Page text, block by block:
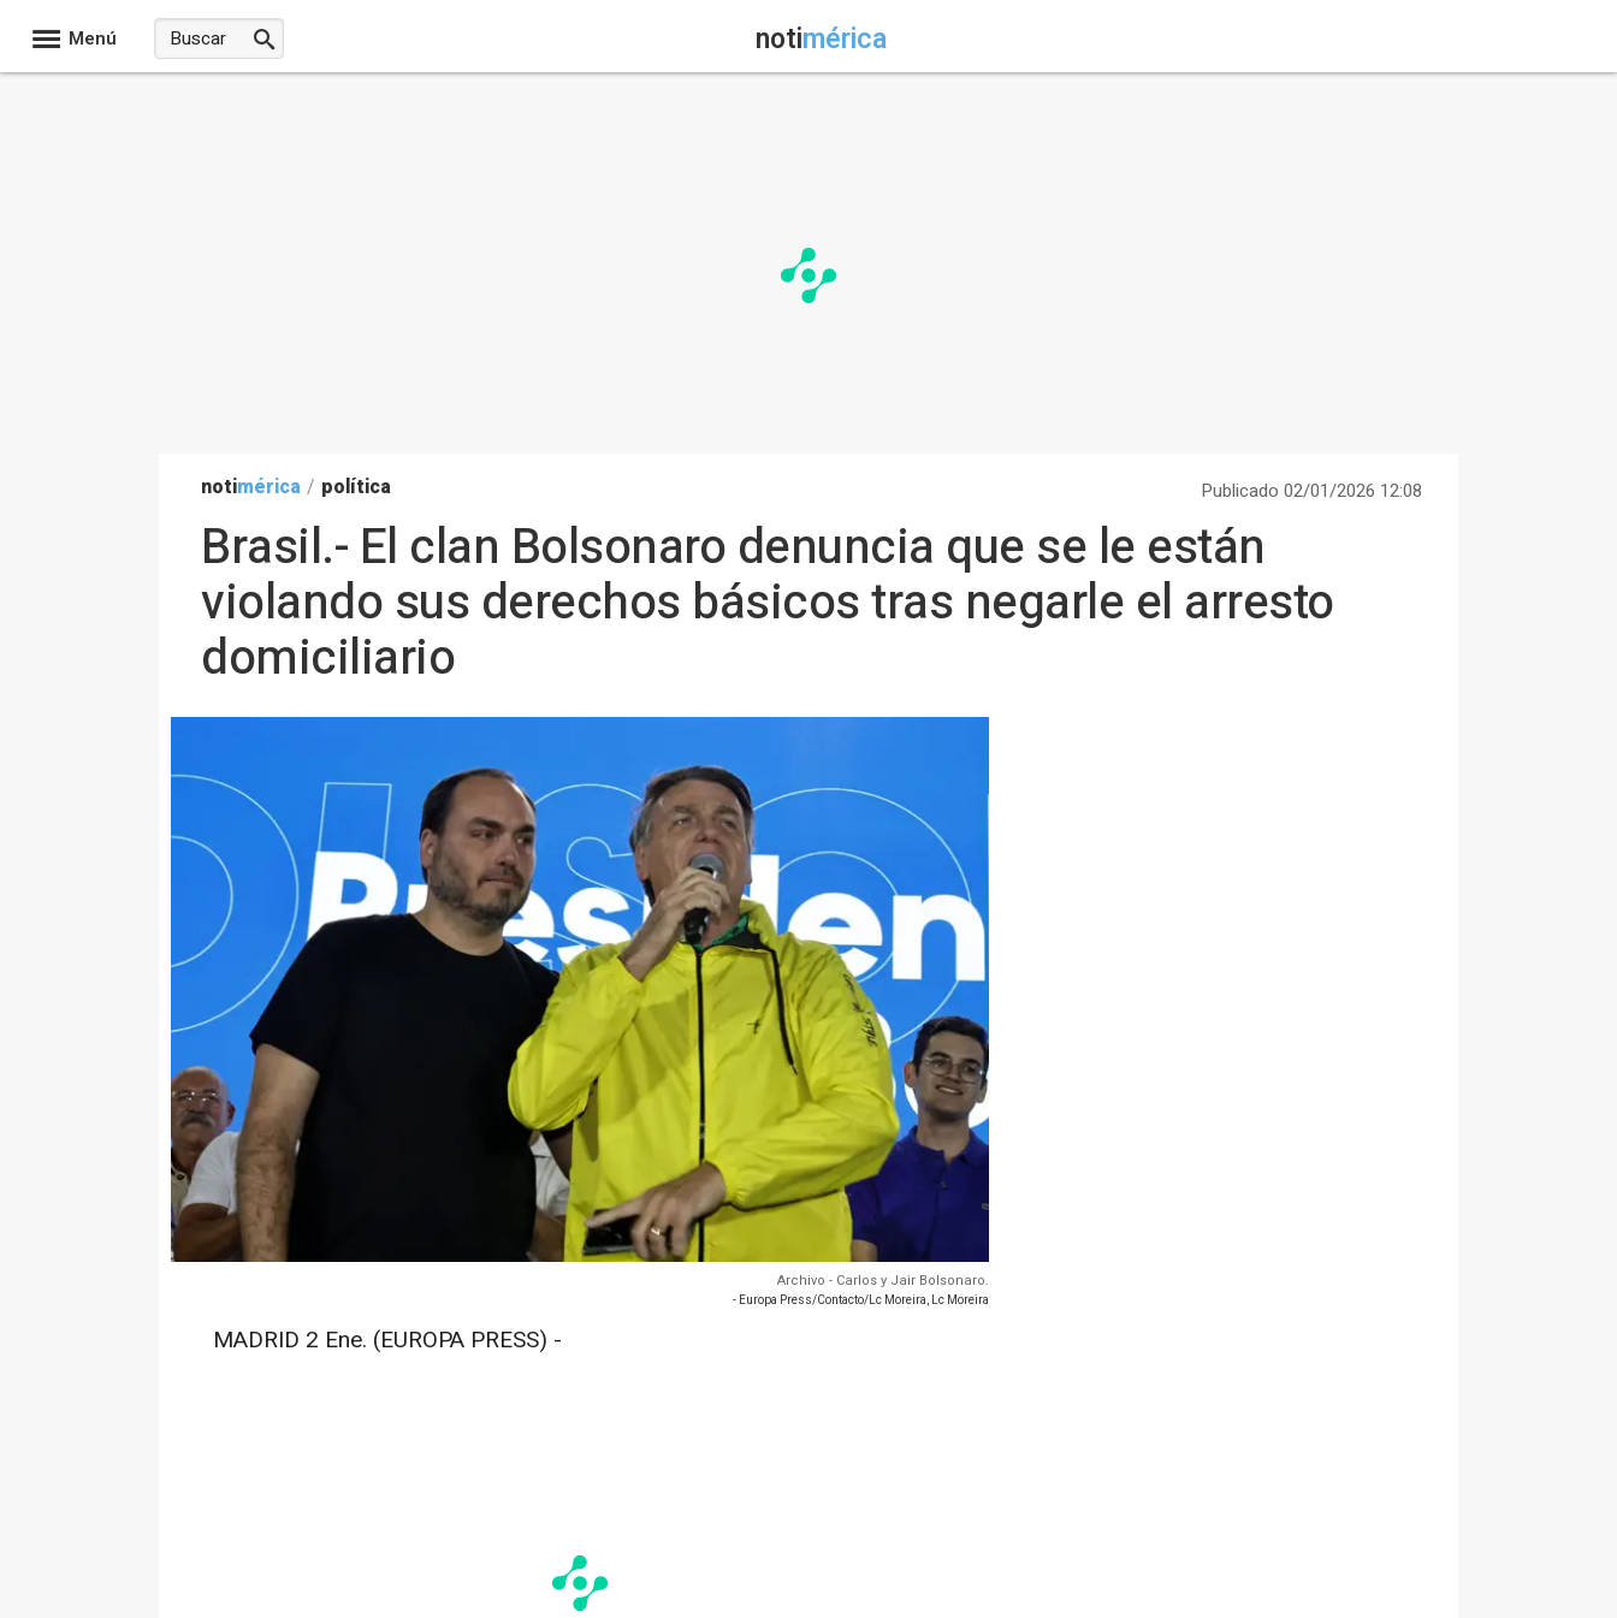
Menú notimérica
notimérica / política Publicado 02/01/2026 12:08
Brasil.- El clan Bolsonaro denuncia que se le están
violando sus derechos básicos tras negarle el arresto
domiciliario
Archivo - Carlos y Jair Bolsonaro.
- Europa Press/Contacto/Lc Moreira, Lc Moreira
MADRID 2 Ene. (EUROPA PRESS) -